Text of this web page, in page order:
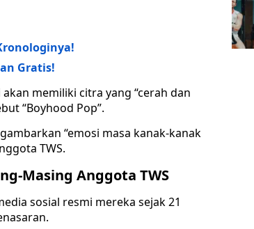
Gratis!
memiliki citra yang “cerah dan
“Boyhood Pop”.
“emosi masa kanak-kanak
TWS.
Masing Anggota TWS
sosial resmi mereka sejak 21